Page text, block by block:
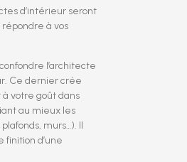
d’intérieur seront
à vos
l’architecte
Ce dernier crée
votre goût dans
au mieux les
murs…). Il
finition d’une